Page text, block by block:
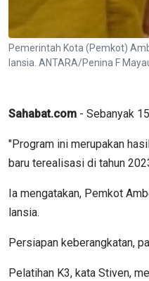
Pemerintah Kota (Pemkot)
lansia. ANTARA/Penina F
Sahabat.com - Sebanyak
"Program ini merupakan
baru terealisasi di tahun
Ia mengatakan, Pemkot
lansia.
Persiapan keberangkatan,
Pelatihan K3, kata Stiven,